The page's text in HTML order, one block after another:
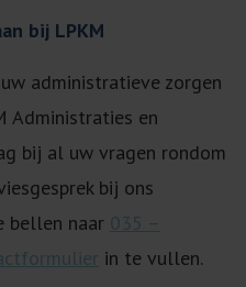
bij LPKM
administratieve zorgen
Administraties en
bij al uw vragen rondom
bij ons
bellen naar 035 –
in te vullen.